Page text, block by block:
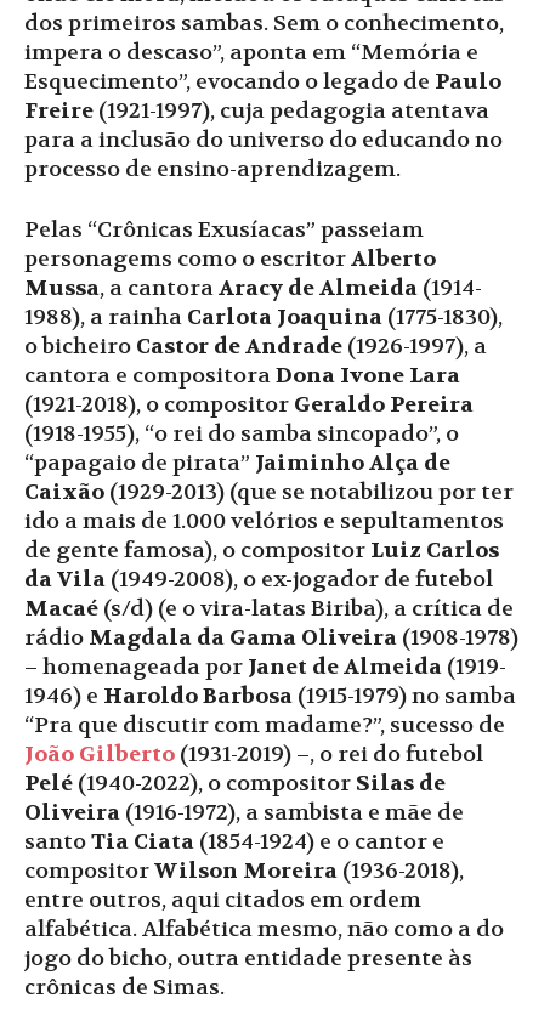
dos primeiros sambas. Sem o conhecimento,
impera o descaso”, aponta em “Memória e
Esquecimento”, evocando o legado de Paulo
Freire (1921-1997), cuja pedagogia atentava
para a inclusão do universo do educando no
processo de ensino-aprendizagem.
Pelas “Crônicas Exusíacas” passeiam
personagems como o escritorAlberto
Mussa, a cantoraAracy de Almeida (1914-
1988), a rainha Carlota Joaquina (1775-1830),
o bicheiro Castor de Andrade (1926-1997), a
cantora e compositoraDona Ivone Lara
(1921-2018), o compositor Geraldo Pereira
(1918-1955), “o rei do samba sincopado”, o
“papagaio de pirata” Jaiminho Alça de
Caixão (1929-2013) (que se notabilizou por ter
ido a mais de 1.000 velórios e sepultamentos
de gente famosa), o compositor Luiz Carlos
da Vila (1949-2008), o ex-jogador de futebol
Macaé (s/d) (e o vira-latas Biriba), a crítica de
rádio Magdala da Gama Oliveira (1908-1978)
– homenageada por Janet de Almeida (1919-
1946) e Haroldo Barbosa (1915-1979) no samba
“Pra que discutir com madame?”, sucesso de
João Gilberto (1931-2019) –, o rei do futebol
Pelé (1940-2022), o compositor Silas de
Oliveira (1916-1972), a sambista e mãe de
santoTia Ciata (1854-1924) e o cantor e
compositorWilson Moreira (1936-2018),
entre outros, aqui citados em ordem
alfabética. Alfabética mesmo, não como a do
jogo do bicho, outra entidade presente às
crônicas de Simas.